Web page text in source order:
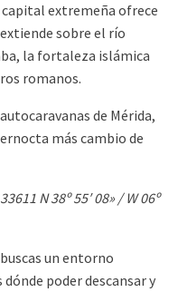
capital extremeña ofrece
sobre el río
la fortaleza islámica
romanos.
de Mérida,
más cambio de
N 38º 55′ 08» / W 06º
un entorno
poder descansar y